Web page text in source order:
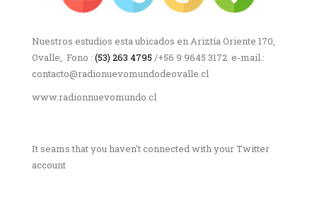
Nuestros estudios esta ubicados en Ariztía Oriente 170,
Ovalle, Fono : (53) 263 4795 /+56 9 9645 3172 e-mail :
contacto@radionuevomundodeovalle.cl
www.radionnuevomundo.cl
It seams that you haven't connected with your Twitter
account